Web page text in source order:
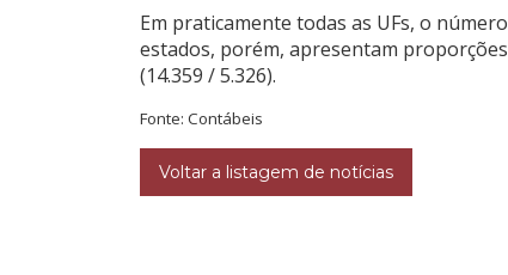
Em praticamente todas as UFs, o
estados, porém, apresentam proporções
(14.359 / 5.326).
Fonte: Contábeis
Voltar a listagem de notícias